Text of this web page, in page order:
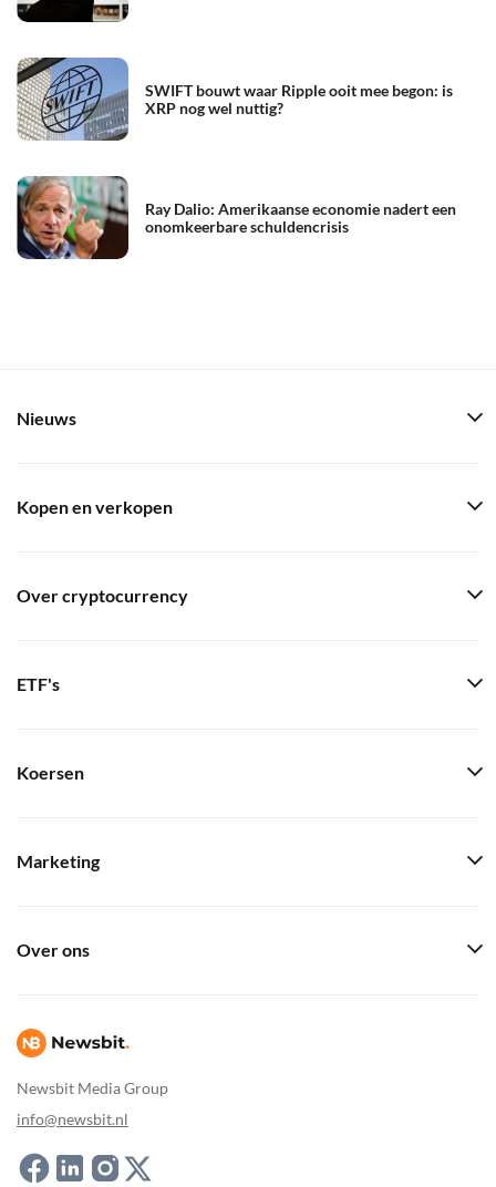
SWIFT bouwt waar Ripple ooit mee begon: is
XRP nog wel nuttig?
Ray Dalio: Amerikaanse economie nadert een
onomkeerbare schuldencrisis
Newsbit Media Group
info@newsbit.nl
Nieuws
Kopen en verkopen
Over cryptocurrency
ETF's
Koersen
Marketing
Over ons